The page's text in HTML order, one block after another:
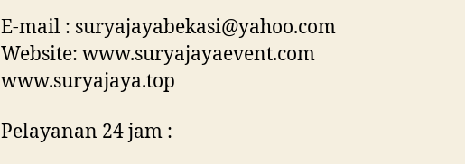
E-mail : suryajayabekasi@yahoo.com
Website: www.suryajayaevent.com
www.suryajaya.top
Pelayanan 24 jam :